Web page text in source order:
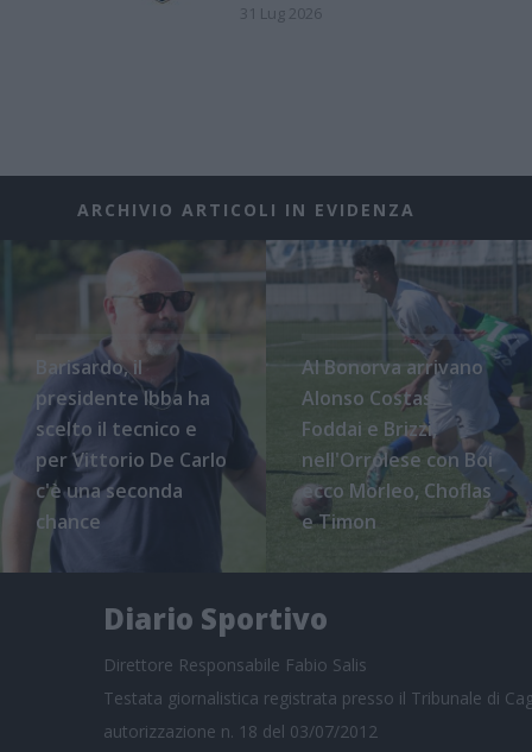
31 Lug 2026
ARCHIVIO ARTICOLI IN EVIDENZA
Barisardo, il
presidente Ibba ha
scelto il tecnico e
per Vittorio De Carlo
c'è una seconda
chance
Al Bonorva arrivano
Alonso Costas,
Foddai e Brizzi,
nell'Orrolese con Boi
ecco Morleo, Choflas
e Timon
Diario Sportivo
Direttore Responsabile Fabio Salis
Testata giornalistica registrata presso il Tribunale di
autorizzazione n. 18 del 03/07/2012